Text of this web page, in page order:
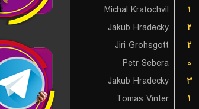
Michal Kratochvil
۱
Jakub Hradecky
۲
Jiri Grohsgott
۲
Petr Sebera
۰
Jakub Hradecky
۳
Tomas Vinter
۱